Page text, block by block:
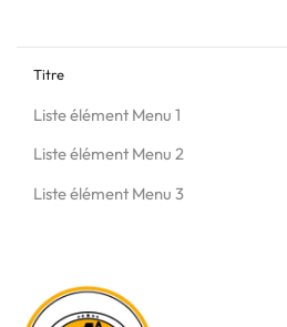
Titre
Liste élément Menu 1
Liste élément Menu 2
Liste élément Menu 3